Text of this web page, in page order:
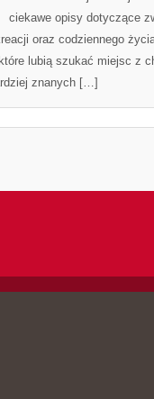
ciekawe opisy dotyczące
oraz codziennego
lubią szukać miejsc z
znanych […]